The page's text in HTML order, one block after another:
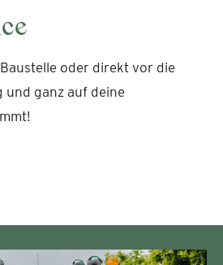
oder direkt vor die
und ganz auf deine